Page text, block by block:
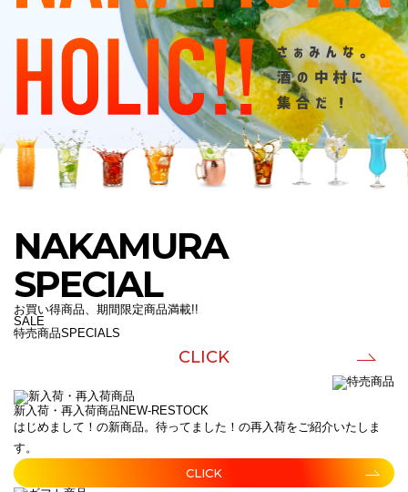
NAKAMURA
SPECIAL
お買い得商品、期間限定商品満載!!
SALE
特売商品SPECIALS
CLICK
新入荷・再入荷商品 NEW-RESTOCK
はじめまして！の新商品。待ってました！の再入荷をご紹介いたしま
す。
CLICK